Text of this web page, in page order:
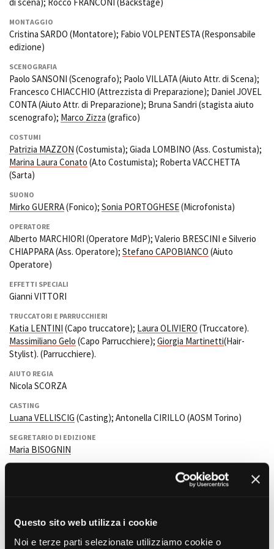
Questo sito web utilizza i cookie
Noi e terze parti selezionate utilizziamo cookie o
Short Film Fund
PRODUCTION GUIDE
Società di produzione
Strutture di servizio
Professionisti
Attrici-Attori
Beginners
LOCATION GUIDE
FILM DATABASE
BOOK DATABASE
NEWS
CASTING
David di Donatello
Nastri d’Argento
STRUMENTI
Location - Accedi al tuo
Lavora con noi
Stage - Tirocini - Scuola e
per affidamento lavori in
Amministrazione trasparente
Bandi e gare
Contatti
Privacy
Cookie policy
Whistleblowing
Credits
MONTAGGIO
Cristina SARDO (Montatore); Fabio VOLPENTESTA (Responsabile
edizione)
SCENOGRAFIA
Paolo SANSONI (Scenografo); Paolo VILLATA (Aiuto Attr. di Scena);
Francesco CHIACCHIO (Attrezzista di Preparazione); Daniel JOVEL
CONTA (Aiuto Attr. di Preparazione); Bruna Sandri (stagista aiuto
scenografo); Marco Zizza (grafico)
COSTUMI
Patrizia MAZZON (Costumista); Giada LOMBINO (Ass. Costumista);
Marina Laura Conato (A.to Costumista); Roberta VACCHETTA
(Sarta)
SUONO
Mirko GUERRA(Fonico); Sonia PORTOGHESE(Microfonista)
OPERATORE
Alberto MARCHIORI (Operatore MdP); Valerio BRESCINI e Silverio
CHIAPPARA (Ass. Operatore); Stefano CAPOBIANCO (Aiuto
Operatore)
EFFETTI SPECIALI
Gianni VITTORI
TRUCCATORI E PARRUCCHIERI
Katia LENTINI (Capo truccatore); Laura OLIVIERO (Truccatore).
Massimiliano Gelo (Capo Parrucchiere); Giorgia Martinetti(Hair-
Stylist). (Parrucchiere).
AIUTO REGIA
Nicola SCORZA
CASTING
Luana VELLISCIG (Casting); Antonella CIRILLO (AOSM Torino)
SEGRETARIO DI EDIZIONE
Maria BISOGNIN
Alessandra LOFINO
e Antonio MARCHESE (Elettricista).